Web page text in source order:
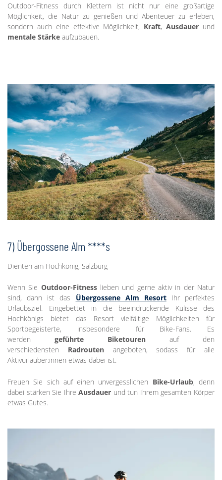
Outdoor-Fitness durch Klettern ist nicht nur eine großartige
Möglichkeit, die Natur zu genießen und Abenteuer zu erleben,
sondern auch eine effektive Möglichkeit, Kraft,Ausdauer und
mentale Stärke aufzubauen.
7) Übergossene Alm ****s
Dienten am Hochkönig, Salzburg
Wenn Sie Outdoor-Fitnesslieben und gerne aktiv in der Natur
sind, dann ist das Übergossene Alm ResortIhr perfektes
Urlaubsziel. Eingebettet in die beeindruckende Kulisse des
Hochkönigs bietet das Resort vielfältige Möglichkeiten für
Sportbegeisterte, insbesondere für Bike-Fans. Es
werden geführte Biketouren auf den
verschiedensten Radrouten angeboten, sodass für alle
Aktivurlauber:innen etwas dabei ist.
Freuen Sie sich auf einen unvergesslichen Bike-Urlaub, denn
dabei stärken Sie IhreAusdauer und tun Ihrem gesamten Körper
etwas Gutes.